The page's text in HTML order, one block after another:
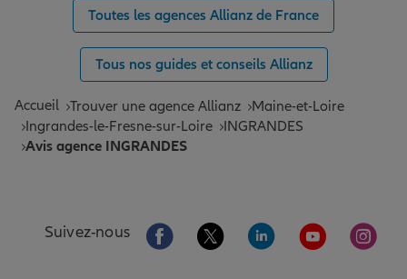
Toutes les agences Allianz de France
Tous nos guides et conseils Allianz
Accueil Trouver une agence Allianz
Maine-et-Loire
Ingrandes-le-Fresne-sur-Loire
INGRANDES
Avis agence INGRANDES
Suivez-nous Aller sur la page Facebook de Allianz
Aller sur la page Twitter de
Aller sur la page
Aller sur la
Aller